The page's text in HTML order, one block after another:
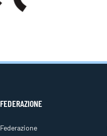
FEDERAZIONE
Federazione